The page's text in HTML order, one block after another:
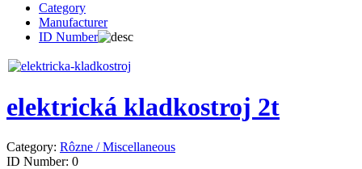
Category
Manufacturer
ID Number
elektrická kladkostroj 2t
Category: Rôzne / Miscellaneous
ID Number: 0